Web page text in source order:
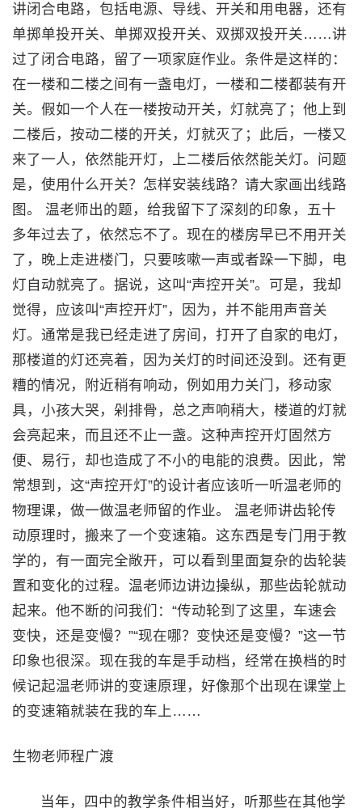
讲闭合电路，包括电源、导线、开关和用电器，还有
单掷单投开关、单掷双投开关、双掷双投开关……讲
过了闭合电路，留了一项家庭作业。条件是这样的：
在一楼和二楼之间有一盏电灯，一楼和二楼都装有开
关。假如一个人在一楼按动开关，灯就亮了；他上到
二楼后，按动二楼的开关，灯就灭了；此后，一楼又
来了一人，依然能开灯，上二楼后依然能关灯。问题
是，使用什么开关？怎样安装线路？请大家画出线路
图。 温老师出的题，给我留下了深刻的印象，五十
多年过去了，依然忘不了。现在的楼房早已不用开关
了，晚上走进楼门，只要咳嗽一声或者跺一下脚，电
灯自动就亮了。据说，这叫“声控开关”。可是，我却
觉得，应该叫“声控开灯”，因为，并不能用声音关
灯。通常是我已经走进了房间，打开了自家的电灯，
那楼道的灯还亮着，因为关灯的时间还没到。还有更
糟的情况，附近稍有响动，例如用力关门，移动家
具，小孩大哭，剁排骨，总之声响稍大，楼道的灯就
会亮起来，而且还不止一盏。这种声控开灯固然方
便、易行，却也造成了不小的电能的浪费。因此，常
常想到，这“声控开灯”的设计者应该听一听温老师的
物理课，做一做温老师留的作业。 温老师讲齿轮传
动原理时，搬来了一个变速箱。这东西是专门用于教
学的，有一面完全敞开，可以看到里面复杂的齿轮装
置和变化的过程。温老师边讲边操纵，那些齿轮就动
起来。他不断的问我们：“传动轮到了这里，车速会
变快，还是变慢？”“现在哪？变快还是变慢？”这一节
印象也很深。现在我的车是手动档，经常在换档的时
候记起温老师讲的变速原理，好像那个出现在课堂上
的变速箱就装在我的车上……
生物老师程广渡
当年，四中的教学条件相当好，听那些在其他学